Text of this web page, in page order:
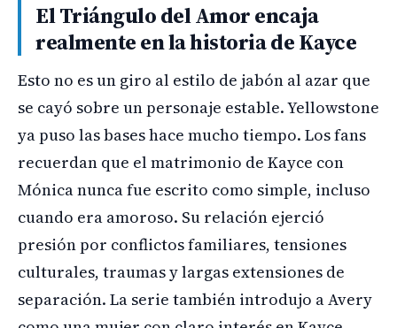
El Triángulo del Amor encaja
realmente en la historia de Kayce
Esto no es un giro al estilo de jabón al azar que
se cayó sobre un personaje estable. Yellowstone
ya puso las bases hace mucho tiempo. Los fans
recuerdan que el matrimonio de Kayce con
Mónica nunca fue escrito como simple, incluso
cuando era amoroso. Su relación ejerció
presión por conflictos familiares, tensiones
culturales, traumas y largas extensiones de
separación. La serie también introdujo a Avery